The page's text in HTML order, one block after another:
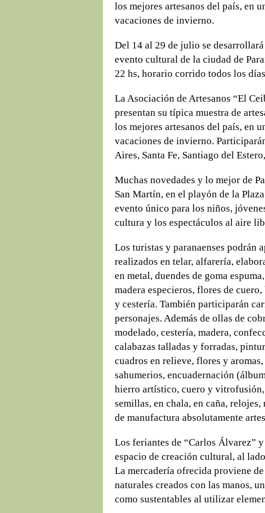
los mejores artesanos del país, en
vacaciones de invierno.
Del 14 al 29 de julio se
evento cultural de la ciudad de
22 hs, horario corrido todos los
La Asociación de Artesanos “El
presentan su típica muestra de
los mejores artesanos del país, en
vacaciones de invierno.
Aires, Santa Fe, Santiago del
Muchas novedades y lo mejor de
San Martín, en el playón de la
evento único para los niños,
cultura y los espectáculos al aire
Los turistas y paranaenses podrán
realizados en telar, alfarería,
en metal, duendes de goma
madera especieros, flores de
y cestería. También participarán
personajes. Además de ollas de
modelado, cestería, madera,
calabazas talladas y forradas,
cuadros en relieve, flores y
sahumerios, encuadernación
hierro artístico, cuero y
semillas, en chala, en caña,
de manufactura absolutamente
Los feriantes de “Carlos Álvarez”
espacio de creación cultural, al
La mercadería ofrecida proviene
naturales creados con las manos,
como sustentables al utilizar